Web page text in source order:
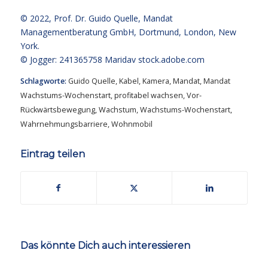
© 2022, Prof. Dr. Guido Quelle, Mandat
Managementberatung GmbH, Dortmund, London, New
York.
© Jogger: 241365758 Maridav stock.adobe.com
Schlagworte: Guido Quelle,Kabel,Kamera,Mandat,Mandat
Wachstums-Wochenstart,profitabel wachsen,Vor-
Rückwärtsbewegung,Wachstum,Wachstums-Wochenstart,
Wahrnehmungsbarriere,Wohnmobil
Eintrag teilen
Das könnte Dich auch interessieren